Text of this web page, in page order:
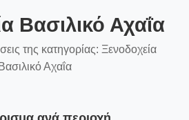
Βασιλικό Αχαΐα
της κατηγορίας: Ξενοδοχεία
Βασιλικό Αχαΐα